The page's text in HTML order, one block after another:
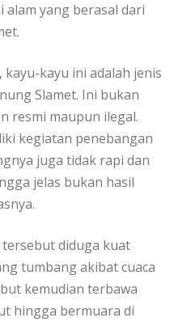
yang berasal dari
kayu-kayu ini adalah jenis
Slamet. Ini bukan
resmi maupun ilegal.
kegiatan penebangan
juga tidak rapi dan
jelas bukan hasil
diduga kuat
tumbang akibat cuaca
kemudian terbawa
hingga bermuara di